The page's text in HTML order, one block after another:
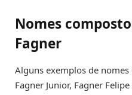
Nomes
Fagner
Alguns exemplos de
Fagner Junior, Fagner